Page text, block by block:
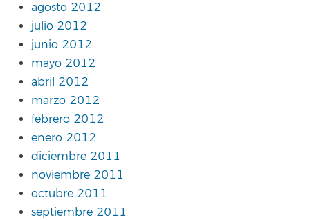
agosto 2012
julio 2012
junio 2012
mayo 2012
abril 2012
marzo 2012
febrero 2012
enero 2012
diciembre 2011
noviembre 2011
octubre 2011
septiembre 2011